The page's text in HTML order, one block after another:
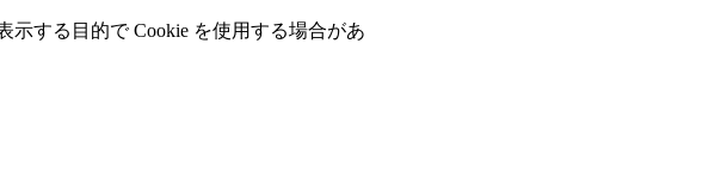
する⽬的で Cookie を使⽤する場合があ